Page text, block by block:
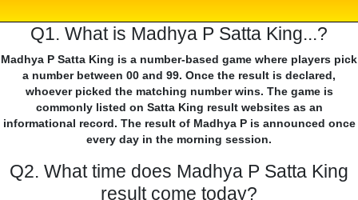
Q1. What is Madhya P Satta King...?
Madhya P Satta King is a number-based game where players pick
a number between 00 and 99. Once the result is declared,
whoever picked the matching number wins. The game is
commonly listed on Satta King result websites as an
informational record. The result of Madhya P is announced once
every day in the morning session.
Q2. What time does Madhya P Satta King
result come today?